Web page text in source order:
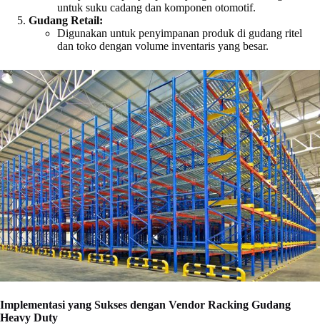
untuk suku cadang dan komponen otomotif.
Gudang Retail:
Digunakan untuk penyimpanan produk di gudang ritel
dan toko dengan volume inventaris yang besar.
Implementasi yang Sukses dengan Vendor Racking Gudang
Heavy Duty